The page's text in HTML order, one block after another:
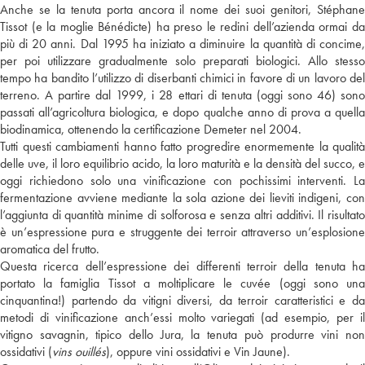
Anche se la tenuta porta ancora il nome dei suoi genitori, Stéphane
Tissot (e la moglie Bénédicte) ha preso le redini dell’azienda ormai da
più di 20 anni. Dal 1995 ha iniziato a diminuire la quantità di concime,
per poi utilizzare gradualmente solo preparati biologici. Allo stesso
tempo ha bandito l’utilizzo di diserbanti chimici in favore di un lavoro del
terreno. A partire dal 1999, i 28 ettari di tenuta (oggi sono 46) sono
passati all’agricoltura biologica, e dopo qualche anno di prova a quella
biodinamica, ottenendo la certificazione Demeter nel 2004.
Tutti questi cambiamenti hanno fatto progredire enormemente la qualità
delle uve, il loro equilibrio acido, la loro maturità e la densità del succo, e
oggi richiedono solo una vinificazione con pochissimi interventi. La
fermentazione avviene mediante la sola azione dei lieviti indigeni, con
l’aggiunta di quantità minime di solforosa e senza altri additivi. Il risultato
è un’espressione pura e struggente dei terroir attraverso un’esplosione
aromatica del frutto.
Questa ricerca dell’espressione dei differenti terroir della tenuta ha
portato la famiglia Tissot a moltiplicare le cuvée (oggi sono una
cinquantina!) partendo da vitigni diversi, da terroir caratteristici e da
metodi di vinificazione anch’essi molto variegati (ad esempio, per il
vitigno savagnin, tipico dello Jura, la tenuta può produrre vini non
ossidativi (vins ouillés), oppure vini ossidativi e Vin Jaune).